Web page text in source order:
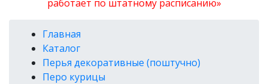
работает по штатному расписанию»
Главная
Каталог
Перья декоративные (поштучно)
Перо курицы